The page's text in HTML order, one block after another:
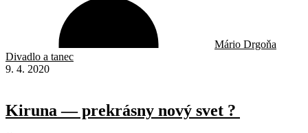
Mário Drgoňa
Divadlo a tanec
9. 4. 2020
Kiruna — prekrásny nový svet ?